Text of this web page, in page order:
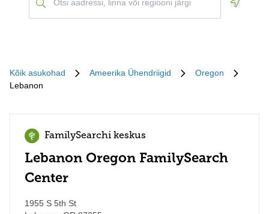
Kõik asukohad Ameerika Ühendriigid
Oregon
Lebanon
FamilySearchi keskus
Lebanon Oregon FamilySearch
Center
1955 S 5th St